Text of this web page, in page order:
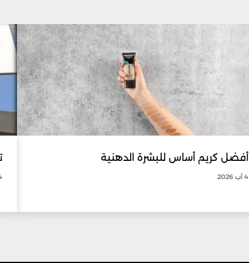
أفضل كريم أساس للبشرة الدهنية
4 آب 2026 4